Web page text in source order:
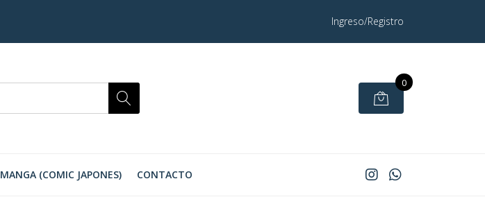
Ingreso/Registro
0
MANGA (COMIC JAPONES) CONTACTO